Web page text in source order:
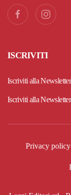
ISCRIVITI
Iscriviti alla
Iscriviti alla
Privacy policy